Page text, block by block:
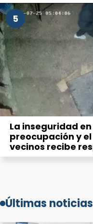
5
La inseguridad
preocupación y
vecinos recibe
Últimas noticias